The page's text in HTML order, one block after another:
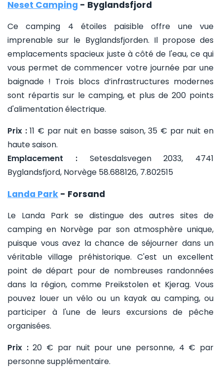
Neset Camping - Byglandsfjord
Ce camping 4 étoiles paisible offre une vue
imprenable sur le Byglandsfjorden. Il propose des
emplacements spacieux juste à côté de l'eau, ce qui
vous permet de commencer votre journée par une
baignade ! Trois blocs d’infrastructures modernes
sont répartis sur le camping, et plus de 200 points
d'alimentation électrique.
Prix :11 € par nuit en basse saison, 35 € par nuit en
haute saison.
Emplacement :Setesdalsvegen 2033, 4741
Byglandsfjord, Norvège 58.688126, 7.802515
Landa Park - Forsand
Le Landa Park se distingue des autres sites de
camping en Norvège par son atmosphère unique,
puisque vous avez la chance de séjourner dans un
véritable village préhistorique. C'est un excellent
point de départ pour de nombreuses randonnées
dans la région, comme Preikstolen et Kjerag. Vous
pouvez louer un vélo ou un kayak au camping, ou
participer à l'une de leurs excursions de pêche
organisées.
Prix :20 € par nuit pour une personne, 4 € par
personne supplémentaire.